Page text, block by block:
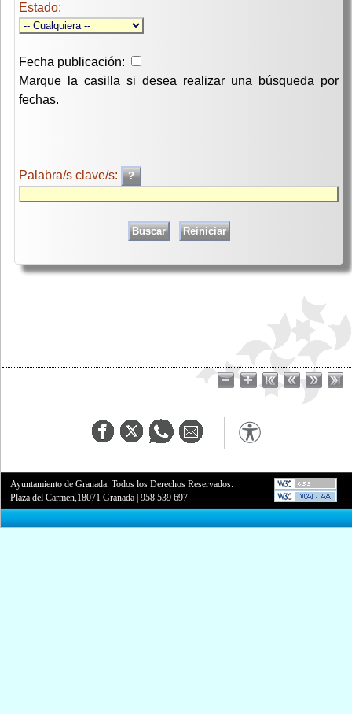
Estado:
Fecha publicación:
Marque la casilla si desea realizar una búsqueda por
fechas.
Palabra/s clave/s:
Ayuntamiento de Granada. Todos los Derechos Reservados.
Plaza del Carmen,18071 Granada |958 539 697